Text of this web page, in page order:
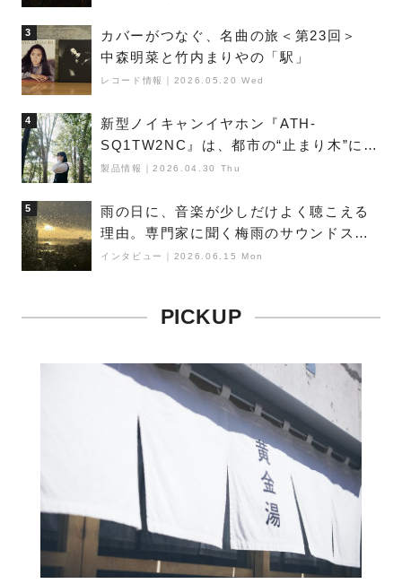
3
カバーがつなぐ、名曲の旅＜第23回＞
中森明菜と竹内まりやの「駅」
レコード情報 2026.05.20 Wed
4
新型ノイキャンイヤホン『ATH-
SQ1TW2NC』は、都市の“止まり木”にな
り得るーシンガーソングライター浮
製品情報 ｜2026.04.30 Thu
5
雨の日に、音楽が少しだけよく聴こえる
理由。専門家に聞く梅雨のサウンドス
ケープ
インタビュー 2026.06.15 Mon
PICKUP